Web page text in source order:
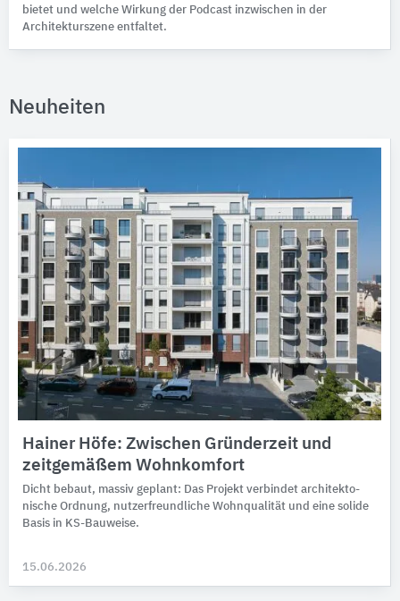
bietet und welche Wirkung der Podcast inzwischen in der
Architekturszene entfaltet.
Neuheiten
Hainer Höfe: Zwischen Gründerzeit und
zeitgemäßem Wohnkomfort
Dicht bebaut, massiv ge­plant: Das Projekt ver­bin­det archi­tek­to­
nische Ord­nung, nutzer­freund­liche Wohn­qua­li­tät und eine so­li­de
Basis in KS-Bau­weise.
15.06.2026